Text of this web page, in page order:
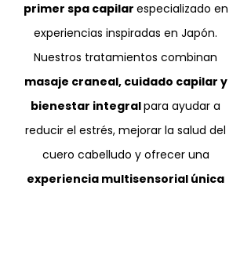
primer spa capilar especializado en
experiencias inspiradas en Japón.
Nuestros tratamientos combinan
masaje craneal, cuidado capilar y
bienestar integralpara ayudar a
reducir el estrés, mejorar la salud del
cuero cabelludo y ofrecer una
experiencia multisensorial única